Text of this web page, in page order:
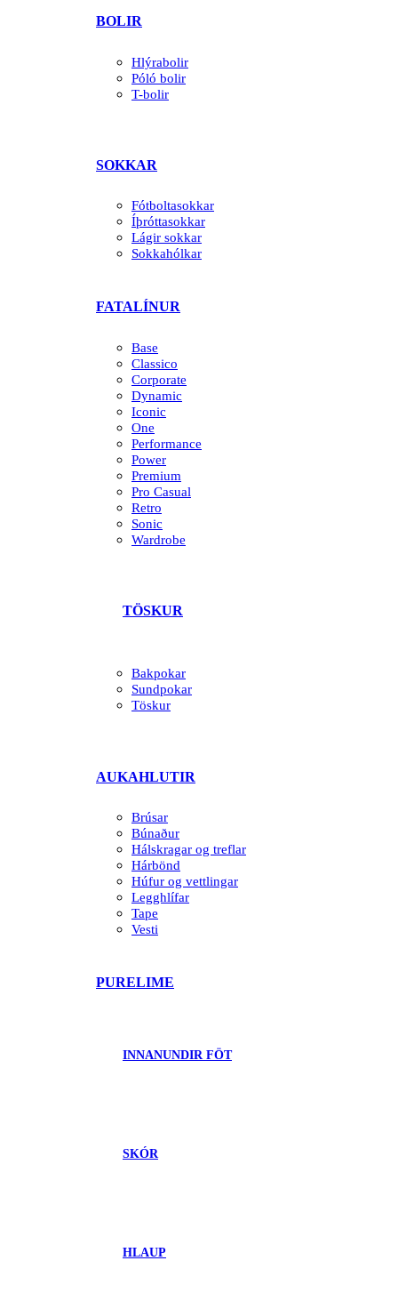
BOLIR
Hlýrabolir
Póló bolir
T-bolir
SOKKAR
Fótboltasokkar
Íþróttasokkar
Lágir sokkar
Sokkahólkar
FATALÍNUR
Base
Classico
Corporate
Dynamic
Iconic
One
Performance
Power
Premium
Pro Casual
Retro
Sonic
Wardrobe
TÖSKUR
Bakpokar
Sundpokar
Töskur
AUKAHLUTIR
Brúsar
Búnaður
Hálskragar og treflar
Hárbönd
Húfur og vettlingar
Legghlífar
Tape
Vesti
PURELIME
INNANUNDIR FÖT
SKÓR
HLAUP